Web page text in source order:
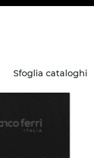
Sfoglia cataloghi